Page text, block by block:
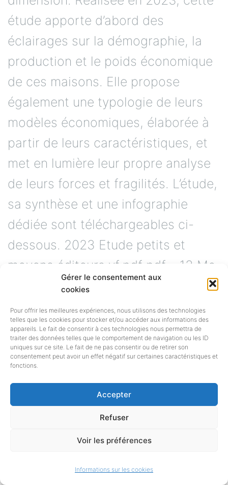
Gérer le consentement aux
cookies
Pour offrir les meilleures expériences, nous utilisons des technologies
telles que les cookies pour stocker et/ou accéder aux informations des
appareils. Le fait de consentir à ces technologies nous permettra de
traiter des données telles que le comportement de navigation ou les ID
uniques sur ce site. Le fait de ne pas consentir ou de retirer son
consentement peut avoir un effet négatif sur certaines caractéristiques et
fonctions.
Accepter
Refuser
Voir les préférences
Informations sur les cookies
étude apporte d’abord des
éclairages sur la démographie, la
production et le poids économique
de ces maisons. Elle propose
également une typologie de leurs
modèles économiques, élaborée à
partir de leurs caractéristiques, et
met en lumière leur propre analyse
de leurs forces et fragilités. L’étude,
sa synthèse et une infographie
dédiée sont téléchargeables ci-
dessous. 2023 Etude petits et
moyens éditeurs vf.pdf pdf – 13 Mo
2023 Etude petits et moyens
éditeurs – Synthèse vf.pdf pdf –
883[en savoir plus…]
ACCES RAPIDE A CERTAINES
RESSOURCES
BIBLIO-PHOTOTHEQUE
Une base photographique unique,